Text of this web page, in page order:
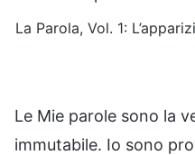
La Parola, Vol. 1:
Le Mie parole sono la
immutabile. Io sono